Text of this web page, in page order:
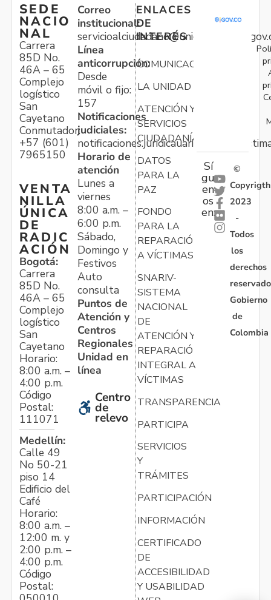
SEDE
NACIO
NAL
Carrera
85D No.
46A – 65
Complejo
logístico
San
Cayetano
Conmutador:
+57 (601)
7965150
VENTA
NILLA
ÚNICA
DE
RADIC
ACIÓN
Bogotá:
Carrera
85D No.
46A – 65
Complejo
logístico
San
Cayetano
Horario:
8:00 a.m. –
4:00 p.m.
Código
Postal:
111071
Medellín:
Calle 49
No 50-21
piso 14
Edificio del
Café
Horario:
8:00 a.m. –
12:00 m. y
2:00 p.m. –
4:00 p.m.
Código
Postal:
Correo
institucional:
Línea
anticorrupción:
Desde
móvil o fijo:
157
Notificaciones
judiciales:
Horario de
atención
Lunes a
viernes
8:00 a.m. –
6:00 p.m.
Sábado,
Domingo y
Festivos
Auto
consulta
Puntos de
Atención y
Centros
Regionales
Unidad en
línea
Centro
de
relevo
ENLACES
DE
INTERÉS
COMUNICACIONES
LA UNIDAD
ATENCIÓN Y
SERVICIOS
CIUDADANÍA
DATOS
PARA LA
PAZ
FONDO
PARA LA
REPARACIÓN
A VÍCTIMAS
SNARIV-
SISTEMA
NACIONAL
DE
ATENCIÓN Y
REPARACIÓN
INTEGRAL A
VÍCTIMAS
TRANSPARENCIA
PARTICIPA
SERVICIOS
Y
TRÁMITES
PARTICIPACIÓN
INFORMACIÓN
CERTIFICADO
DE
ACCESIBILIDAD
Y USABILIDAD
Sí
gu
en
os
en:
©
Copyrigth
2023
-
Todos
los
derechos
Gobierno
de
Colombia